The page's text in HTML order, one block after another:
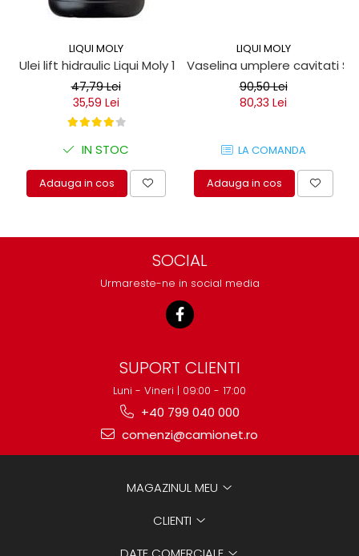
LIQUI MOLY
Ulei lift hidraulic Liqui Moly 1 litru
47,79 Lei
35,59 Lei
IN STOC
Adauga in cos
LIQUI MOLY
Vaselina umplere cavitati
90,50 Lei
80,33 Lei
LA COMANDA
Adauga in cos
SOCIAL
Urmareste-ne in social media
SUPORT CLIENTI
Luni - Vineri | 09:00 - 17:00
+40 799 040 000
comenzi@camionet.ro
MAGAZINUL MEU
CLIENTI